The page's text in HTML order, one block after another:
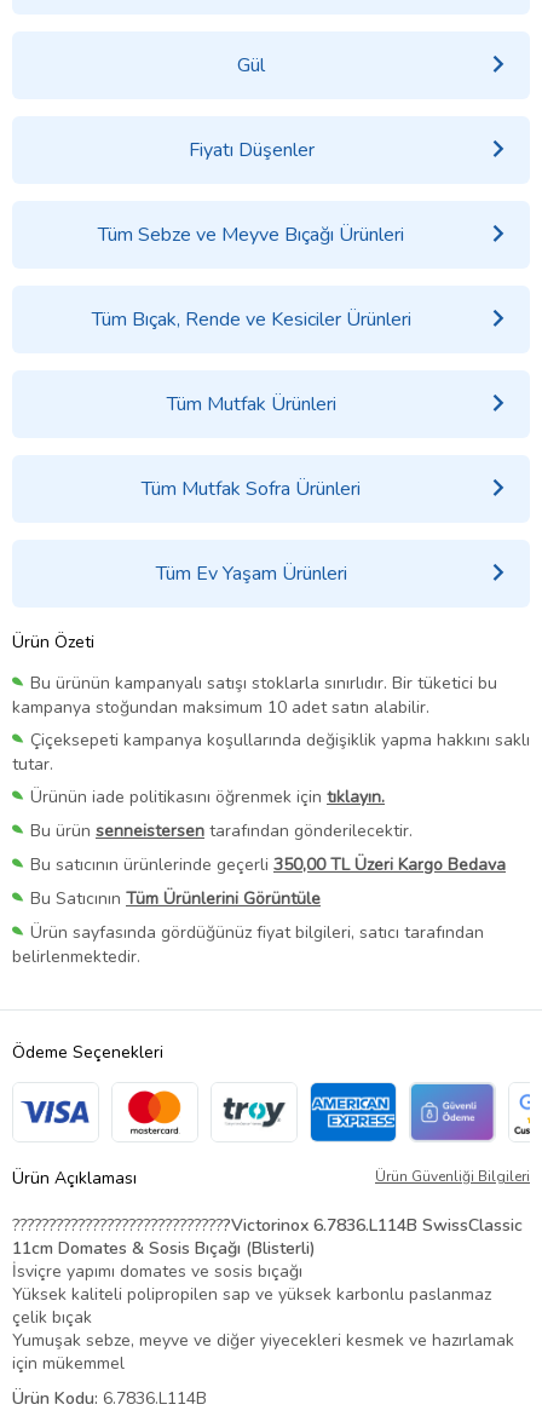
Gül
Fiyatı Düşenler
Tüm Sebze ve Meyve Bıçağı Ürünleri
Tüm Bıçak, Rende ve Kesiciler Ürünleri
Tüm Mutfak Ürünleri
Tüm Mutfak Sofra Ürünleri
Tüm Ev Yaşam Ürünleri
Ürün Özeti
Bu ürünün kampanyalı satışı stoklarla sınırlıdır. Bir tüketici bu
kampanya stoğundan maksimum 10 adet satın alabilir.
Çiçeksepeti kampanya koşullarında değişiklik yapma hakkını saklı
tutar.
Ürünün iade politikasını öğrenmek için tıklayın.
Bu ürün senneistersen tarafından gönderilecektir.
Bu satıcının ürünlerinde geçerli 350,00 TL Üzeri Kargo Bedava
Bu Satıcının Tüm Ürünlerini Görüntüle
Ürün sayfasında gördüğünüz fiyat bilgileri, satıcı tarafından
belirlenmektedir.
Ödeme Seçenekleri
Ürün Açıklaması Ürün Güvenliği Bilgileri
??????????????????????????????Victorinox 6.7836.L114B SwissClassic
11cm Domates & Sosis Bıçağı (Blisterli)
İsviçre yapımı domates ve sosis bıçağı
Yüksek kaliteli polipropilen sap ve yüksek karbonlu paslanmaz
çelik bıçak
Yumuşak sebze, meyve ve diğer yiyecekleri kesmek ve hazırlamak
için mükemmel
Ürün Kodu: 6.7836.L114B